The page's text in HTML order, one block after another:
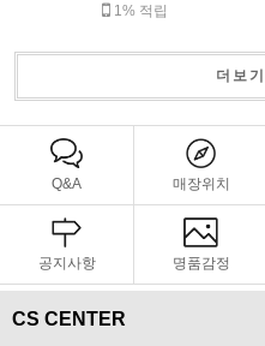
1% 적립
더보기
Q&A 매장위치
공지사항 명품감정
CS CENTER